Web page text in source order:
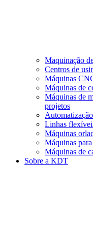
Maquinação
Centros de
Máquinas
Máquinas de
Máquinas de
projetos
Automatização
Linhas
Máquinas
Máquinas
Máquinas de
Sobre a KDT